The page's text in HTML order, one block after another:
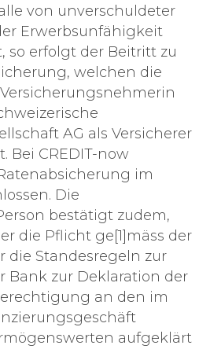
von unverschuldeter
Erwerbsunfähigkeit
so erfolgt der Beitritt zu
welchen die
AG als Versicherer
Bei CREDIT-now
im
Die
bestätigt zudem,
die Pflicht ge[1]mäss der
die Standesregeln zur
Bank zur Deklaration der
an den im
aufgeklärt